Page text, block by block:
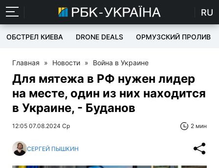
RU
ОБСТРЕЛ КИЕВА DRONE DEALS ОРМУЗСКИЙ ПРОЛИВ
Главная » Новости » Война в Украине
Для мятежа в РФ нужен лидер
на месте, один из них находится
в Украине, - Буданов
12:05 07.08.2024 Ср 2 мин
СЕРГЕЙ ПЫШКИН